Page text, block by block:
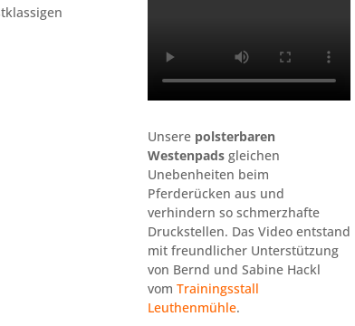
Unsere polsterbaren
Westenpadsgleichen
Unebenheiten beim
Pferderücken aus und
verhindern so schmerzhafte
Druckstellen. Das Video entstand
mit freundlicher Unterstützung
von Bernd und Sabine Hackl
vom Trainingsstall
Leuthenmühle.